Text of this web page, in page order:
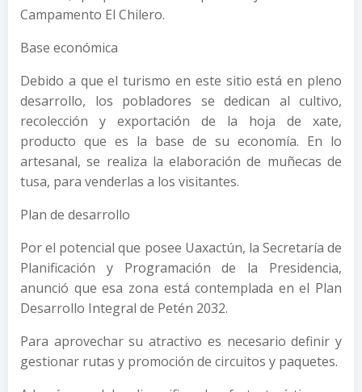
Campamento El Chilero.
Base económica
Debido a que el turismo en este sitio está en pleno
desarrollo, los pobladores se dedican al cultivo,
recolección y exportación de la hoja de xate,
producto que es la base de su economía. En lo
artesanal, se realiza la elaboración de muñecas de
tusa, para venderlas a los visitantes.
Plan de desarrollo
Por el potencial que posee Uaxactún, la Secretaría de
Planificación y Programación de la Presidencia,
anunció que esa zona está contemplada en el Plan
Desarrollo Integral de Petén 2032.
Para aprovechar su atractivo es necesario definir y
gestionar rutas y promoción de circuitos y paquetes.